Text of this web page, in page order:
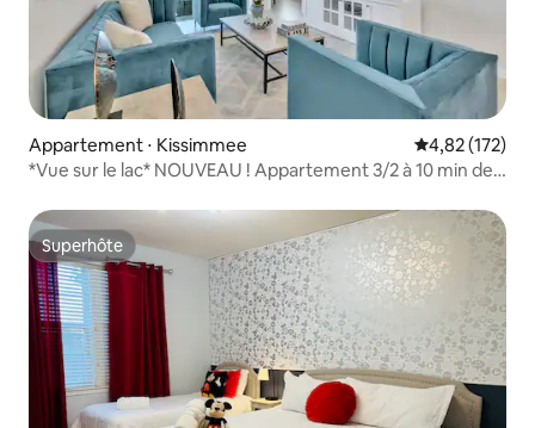
Appartement ⋅ Kissimmee Évaluation
4,82 (172)
*Vue sur le lac* NOUVEAU ! Appartement 3/2 à 10 min de
Superhôte
Superhôte